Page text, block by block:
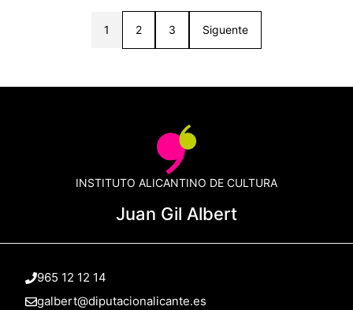
1 2 3 Siguente
INSTITUTO ALICANTINO DE CULTURA
Juan Gil Albert
965 12 12 14
galbert@diputacionalicante.es